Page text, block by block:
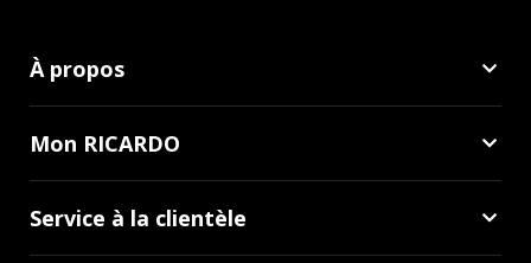
À propos
Mon RICARDO
Service à la clientèle